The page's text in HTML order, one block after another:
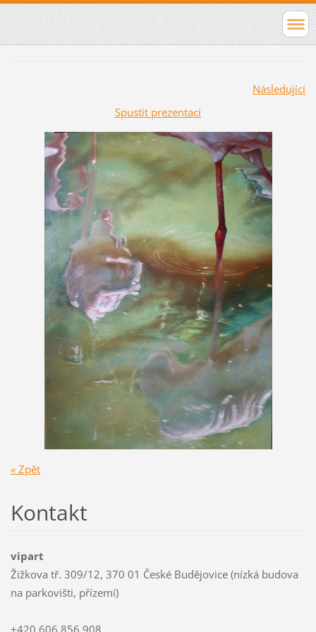
Následující
Spustit prezentaci
« Zpět
Kontakt
vipart
Žižkova tř. 309/12, 370 01 České Budějovice (nízká budova
na parkovišti, přízemí)
+420 606 856 908